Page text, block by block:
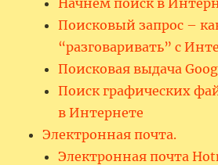
Поисковый запрос –
“разговаривать” с
Поисковая выдача
Поиск графических
в Интернете
Электронная почта.
Электронная почта